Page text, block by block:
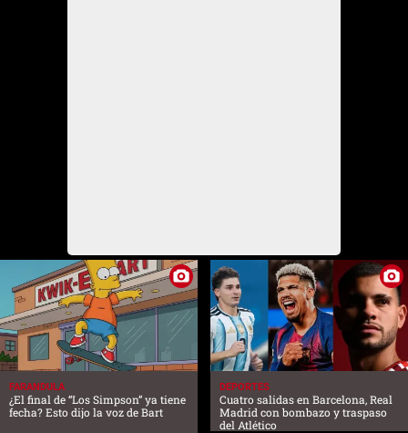
FARANDULA
¿El final de “Los Simpson” ya tiene
fecha? Esto dijo la voz de Bart
DEPORTES
Cuatro salidas en Barcelona, Real
Madrid con bombazo y traspaso
del Atlético